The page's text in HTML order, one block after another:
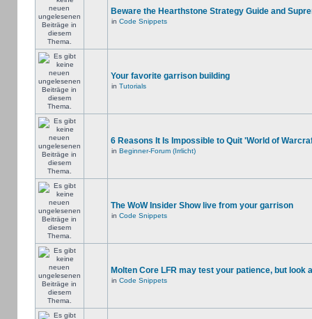
Beware the Hearthstone Strategy Guide and
in Code Snippets
Your favorite garrison building
in Tutorials
6 Reasons It Is Impossible to Quit 'World of
in Beginner-Forum (Irrlicht)
The WoW Insider Show live from your garrison
in Code Snippets
Molten Core LFR may test your patience, but look
in Code Snippets